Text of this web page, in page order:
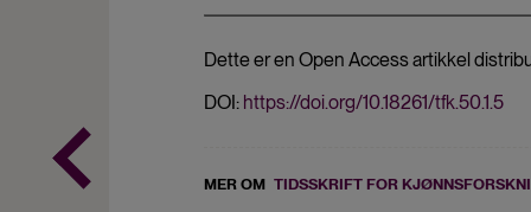
Dette er en Open Access artikkel
DOI: https://doi.org/10.18261/tfk.50.1.5
MER OM TIDSSKRIFT FOR